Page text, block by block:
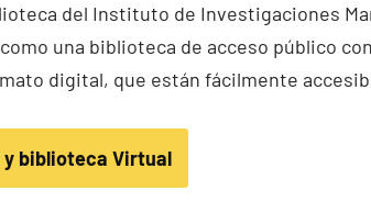
del Instituto de Investigaciones
una biblioteca de acceso público
digital, que están fácilmente
biblioteca Virtual